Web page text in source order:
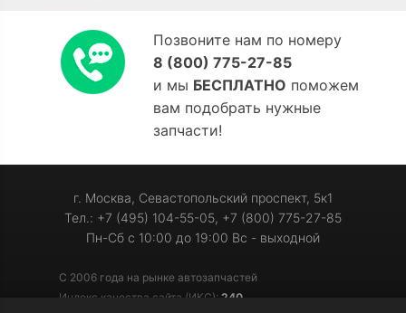
Позвоните нам по номеру
8 (800) 775-27-85
и мы БЕСПЛАТНО поможем
вам подобрать нужные
запчасти!
г. Москва, Севастопольский проспект, 5к1
Тел.: +7 (495) 104-55-05, +7 (800) 775-27-85
Пн-Сб с 10:00 до 19:00 Вс - выходной
С 2006 года на рынке автозапчастей
Индекс качества сайта (ИКС): 240